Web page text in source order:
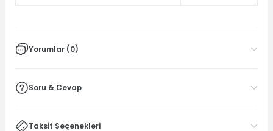
Yorumlar (0)
Soru & Cevap
Taksit Seçenekleri